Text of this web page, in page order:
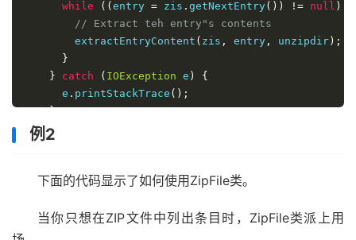
while (( entry = zis . getNextEntry()) != null )
// Extract teh entry"s contents
        extractEntryContent
( zis , entry , unzipdir );
}
}
catch ( IOException e )
{
      e
. printStackTrace ();
}
}
String unzipdir) throws IOException
String entryFileName = entry.getName();
例2
下面的代码显示了如何使用ZipFile类。
当你只想在ZIP文件中列出条目时，ZipFile类派上用